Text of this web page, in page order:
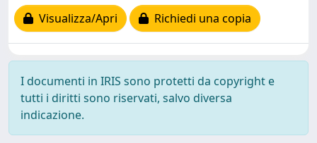
Visualizza/Apri
Richiedi una copia
I documenti in IRIS sono protetti da copyright e
tutti i diritti sono riservati, salvo diversa
indicazione.